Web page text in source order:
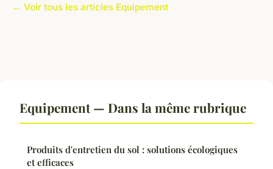
← Voir tous les articles Equipement
Equipement — Dans la même rubrique
Produits d'entretien du sol : solutions écologiques
et efficaces